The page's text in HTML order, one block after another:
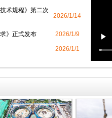
术规程》第二次
2026/1/14
》正式发布 2026/1/9
2026/1/1